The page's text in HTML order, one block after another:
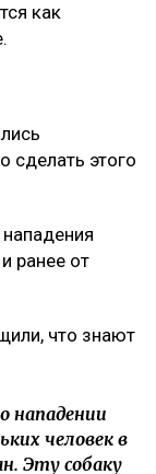
как
сделать этого
ранее от
что знают
нападении
человек в
Эту собаку